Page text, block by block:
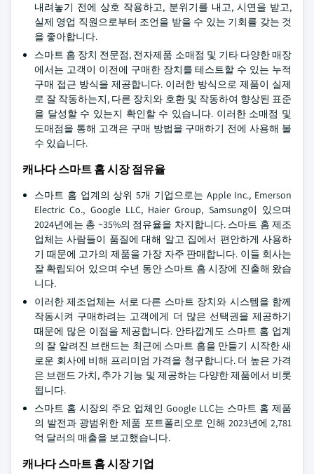
내려놓기 전에 상호 작용하고, 분위기를 내고, 시연을 받고,
실제 영업 직원으로부터 조언을 받을 수 있는 기회를 갖는 것
을 좋아합니다.
스마트 홈 장치 전문점, 전자제품 소매점 및 기타 다양한 매장
에서는 고객이 이전에 구매한 장치를 테스트할 수 있는 누적
구매 접근 방식을 제공합니다. 이러한 방식으로 제품이 실제
로 잘 작동하는지, 다른 장치와 호환 및 작동하여 향상된 표준
을 달성할 수 있는지 확인할 수 있습니다. 이러한 소매점 및
도매점을 통해 고객은 구매 방법을 구매하기 전에 사용해 볼
수 있습니다.
캐나다 스마트 홈 시장 점유율
스마트 홈 업계의 상위 5개 기업으로는 Apple Inc., Emerson
Electric Co., Google LLC, Haier Group, Samsung이 있으며
2024년에는 총 ~35%의 점유율을 차지합니다. 스마트 홈 제조
업체는 사람들이 품질에 대해 알고 집에서 편안하게 사용하
기 때문에 고가의 제품을 가장 자주 판매합니다. 이들 회사는
잘 확립되어 있으며 수년 동안 스마트 홈 시장에 진출해 왔습
니다.
이러한 제조업체는 서로 다른 스마트 장치와 시스템을 함께
작동시켜 구매하려는 고객에게 더 많은 선택권을 제공하기
때문에 많은 이점을 제공합니다. 안타깝게도 스마트 홈 업계
의 잘 알려진 브랜드는 최근에 스마트 홈을 만들기 시작한 새
로운 회사에 비해 프리미엄 가격을 청구합니다. 더 높은 가격
은 브랜드 가치, 추가 기능 및 제공하는 다양한 제품에서 비롯
됩니다.
스마트 홈 시장의 주요 업체인 Google LLC는 스마트 홈 제품
의 발전과 광범위한 제품 포트폴리오로 인해 2023년에 2,781
억 달러의 매출을 보고했습니다.
캐나다 스마트 홈 시장 기업